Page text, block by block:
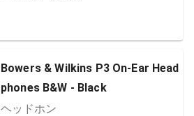
Bowers & Wilkins P3 On-Ear Head
phones B&W - Black
ヘッドホン